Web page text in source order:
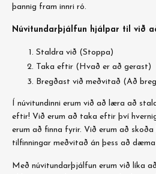
þannig fram innri ró.
Núvitundarþjálfun hjálpar til við
Staldra við (Stoppa)
Taka eftir (Hvað er að gerast)
Bregðast við meðvitað (Að
Í núvitundinni erum við að læra að
eftir! Við erum að taka eftir því
erum að finna fyrir. Við erum að skoða
tilfinningar meðvitað án þess að
Með núvitundarþjálfun erum við líka